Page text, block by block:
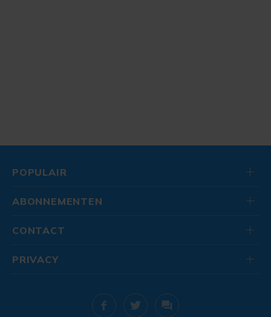
POPULAIR
ABONNEMENTEN
CONTACT
PRIVACY